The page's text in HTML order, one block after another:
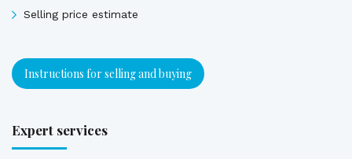
Selling price estimate
Instructions for selling and buying
Expert services